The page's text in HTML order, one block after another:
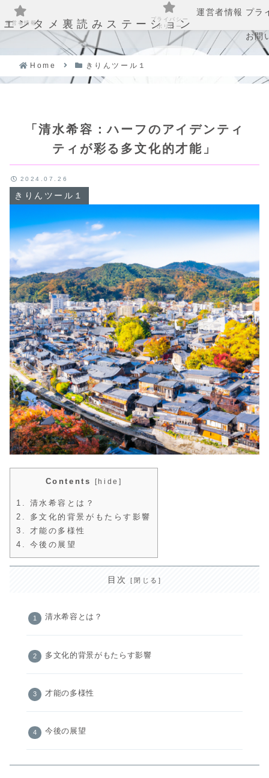
エンタメ裏読みステーション
運営者情報 プラ
お問
Home きりんツール１
「清水希容：ハーフのアイデンティ
ティが彩る多文化的才能」
きりんツール１
2024.07.26
Contents [ hide ]
1.
清水希容とは？
2.
多文化的背景がもたらす影響
3.
才能の多様性
4.
今後の展望
目次
清水希容とは？
多文化的背景がもたらす影響
才能の多様性
今後の展望
運営者情報
プライバシー
ポリシー